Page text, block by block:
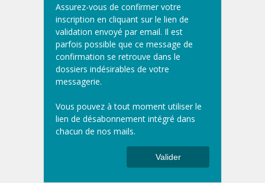
Assurez-vous de confirmer votre
inscription en cliquant sur le lien de
validation envoyé par email. Il est
parfois possible que ce message de
confirmation se retrouve dans le
dossiers indésirables de votre
messagerie.
Vous pouvez à tout moment utiliser le
lien de désabonnement intégré dans
chacun de nos mails.